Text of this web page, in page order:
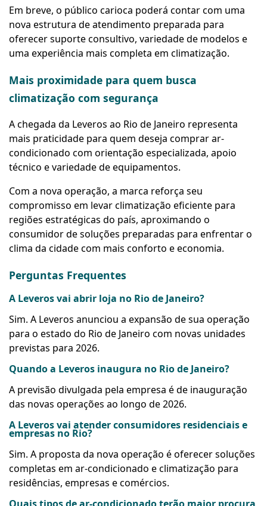
Em breve, o público carioca poderá contar com uma
nova estrutura de atendimento preparada para
oferecer suporte consultivo, variedade de modelos e
uma experiência mais completa em climatização.
Mais proximidade para quem busca
climatização com segurança
A chegada da Leveros ao Rio de Janeiro representa
mais praticidade para quem deseja comprar ar-
condicionado com orientação especializada, apoio
técnico e variedade de equipamentos.
Com a nova operação, a marca reforça seu
compromisso em levar climatização eficiente para
regiões estratégicas do país, aproximando o
consumidor de soluções preparadas para enfrentar o
clima da cidade com mais conforto e economia.
Perguntas Frequentes
A Leveros vai abrir loja no Rio de Janeiro?
Sim. A Leveros anunciou a expansão de sua operação
para o estado do Rio de Janeiro com novas unidades
previstas para 2026.
Quando a Leveros inaugura no Rio de Janeiro?
A previsão divulgada pela empresa é de inauguração
das novas operações ao longo de 2026.
A Leveros vai atender consumidores residenciais e
empresas no Rio?
Sim. A proposta da nova operação é oferecer soluções
completas em ar-condicionado e climatização para
residências, empresas e comércios.